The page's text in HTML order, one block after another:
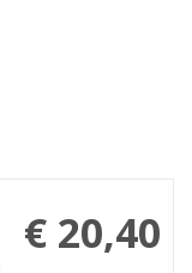
Prezzo
scontato
€ 20,40